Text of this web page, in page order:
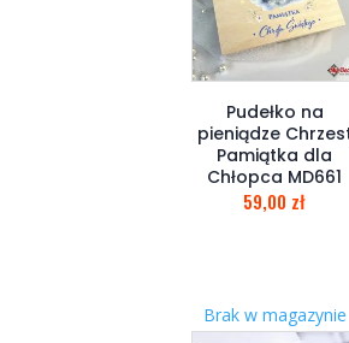
Pudełko na
pieniądze
Pamiątka dla
Chłopca MD661
59,00 zł
Brak w magazynie